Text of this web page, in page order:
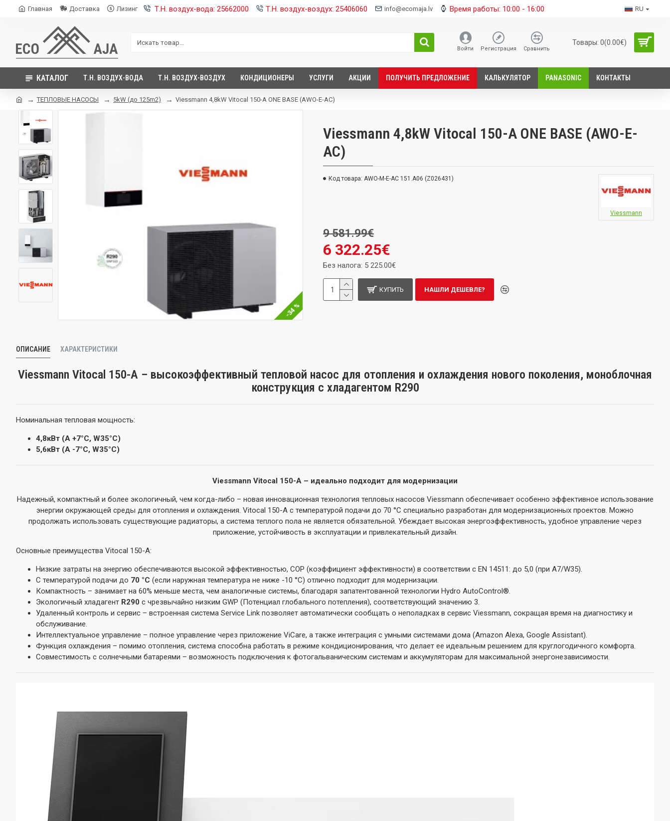
Главная Доставка Лизинг Т.Н. воздух-вода: 25662000 Т.Н. воздух-воздух: 25406060 info@ecomaja.lv Время работы: 10:00 - 16:00 RU
Войти Регистрация Сравнить
Товары: 0(0.00€)
КАТАЛОГ Т.Н. ВОЗДУХ-ВОДА Т.Н. ВОЗДУХ-ВОЗДУХ КОНДИЦИОНЕРЫ УСЛУГИ АКЦИИ ПОЛУЧИТЬ ПРЕДЛОЖЕНИЕ КАЛЬКУЛЯТОР PANASONIC КОНТАКТЫ
ТЕПЛОВЫЕ НАСОСЫ 5kW (до 125m2) Viessmann 4,8kW Vitocal 150-A ONE BASE (AWO-E-AC)
-34 %
Viessmann 4,8kW Vitocal 150-A ONE BASE (AWO-E-
AC)
Код товара: AWO-M-E-AC 151.A06 (Z026431)
Viessmann
6 322.25€
9 581.99€
Без налога: 5 225.00€
КУПИТЬ НАШЛИ ДЕШЕВЛЕ?
ОПИСАНИЕ ХАРАКТЕРИСТИКИ
Viessmann Vitocal 150-A – высокоэффективный тепловой насос для отопления и охлаждения нового поколения, моноблочная
конструкция с хладагентом R290
Номинальная тепловая мощность:
4,8кВт (A +7°C, W35°C)
5,6кВт (A -7°C, W35°C)
Viessmann Vitocal 150-A – идеально подходит для модернизации
Надежный, компактный и более экологичный, чем когда-либо – новая инновационная технология тепловых насосов Viessmann обеспечивает особенно эффективное использование
энергии окружающей среды для отопления и охлаждения. Vitocal 150-A с температурой подачи до 70 °C специально разработан для модернизационных проектов. Можно
продолжать использовать существующие радиаторы, а система теплого пола не является обязательной. Убеждает высокая энергоэффективность, удобное управление через
приложение, устойчивость в эксплуатации и привлекательный дизайн.
Основные преимущества Vitocal 150-A:
Низкие затраты на энергию обеспечиваются высокой эффективностью, COP (коэффициент эффективности) в соответствии с EN 14511: до 5,0 (при A7/W35).
С температурой подачи до 70 °C (если наружная температура не ниже -10 °C) отлично подходит для модернизации.
Компактность – занимает на 60% меньше места, чем аналогичные системы, благодаря запатентованной технологии Hydro AutoControl®.
Экологичный хладагент R290 с чрезвычайно низким GWP (Потенциал глобального потепления), соответствующий значению 3.
Удаленный контроль и сервис – встроенная система Service Link позволяет автоматически сообщать о неполадках в сервис Viessmann, сокращая время на диагностику и
обслуживание.
Интеллектуальное управление – полное управление через приложение ViCare, а также интеграция с умными системами дома (Amazon Alexa, Google Assistant).
Функция охлаждения – помимо отопления, система способна работать в режиме кондиционирования, что делает ее идеальным решением для круглогодичного комфорта.
Совместимость с солнечными батареями – возможность подключения к фотогальваническим системам и аккумуляторам для максимальной энергонезависимости.